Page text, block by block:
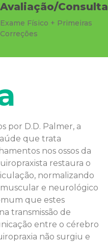
Avaliação/Consulta
Exame Físico + Primeiras
Correções
por D.D. Palmer, a
que trata
nos ossos da
restaura o
normalizando
e neurológico
que estes
transmissão de
entre o cérebro
não surgiu e